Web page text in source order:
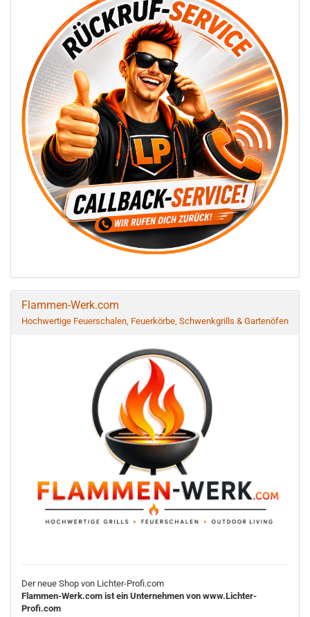
Flammen-Werk.com
Hochwertige Feuerschalen, Feuerkörbe, Schwenkgrills & Gartenöfen
Der neue Shop von Lichter-Profi.com
Flammen-Werk.com ist ein Unternehmen von www.Lichter-
Profi.com